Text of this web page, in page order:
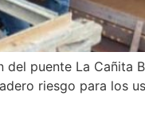
puente La Cañita
riesgo para los